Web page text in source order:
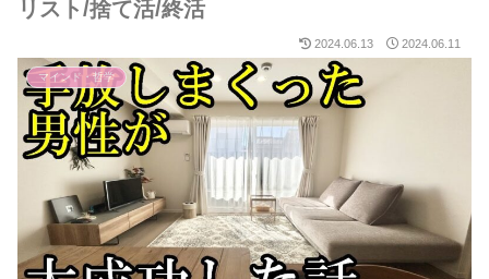
リスト/捨て活/終活
2024.06.13 2024.06.11
マインド・哲学